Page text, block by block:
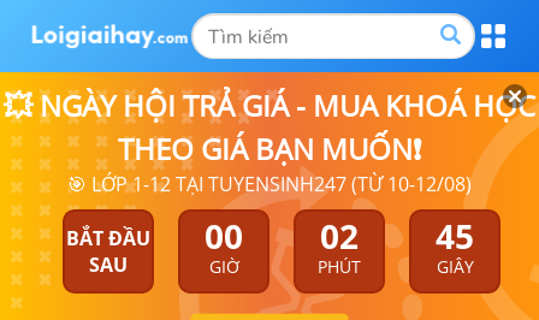
💥 NGÀY HỘI TRẢ GIÁ - MUA KHOÁ HỌC
THEO GIÁ BẠN MUỐN❗
🎯 LỚP 1-12 TẠI TUYENSINH247 (TỪ 10-12/08)
BẮT ĐẦU
SAU
00
GIỜ
02
PHÚT
45
GIÂY